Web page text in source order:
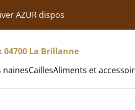
AZUR dispos
04700 La Brillanne
nainesCaillesAliments et